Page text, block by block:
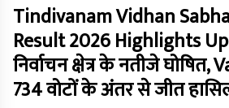
Tindivanam Vidhan
Result 2026 Highlights
निर्वाचन क्षेत्र के नतीजे
734 वोटों के अंतर से जीत